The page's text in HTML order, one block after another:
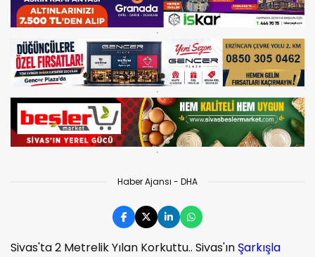
Haber Ajansı - DHA
Sivas'ta 2 Metrelik Yılan Korkuttu.. Sivas'ın Şarkışla